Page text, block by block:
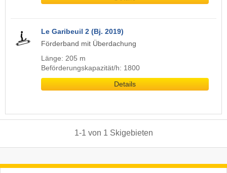
Le Garibeuil 2 (Bj. 2019)
Förderband mit Überdachung
Länge: 205 m
Beförderungskapazität/h: 1800
Details
1-1 von 1 Skigebieten